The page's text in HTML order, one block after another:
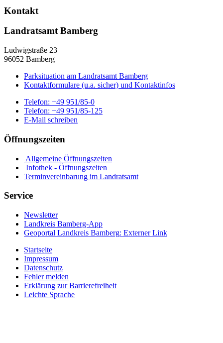
Kontakt
Landratsamt Bamberg
Ludwigstraße 23
96052 Bamberg
Parksituation am Landratsamt Bamberg
Kontaktformulare (u.a. sicher) und Kontaktinfos
Telefon: +49 951/85-0
Telefon: +49 951/85-125
E-Mail schreiben
Öffnungszeiten
Allgemeine Öffnungszeiten
Infothek - Öffnungszeiten
Terminvereinbarung im Landratsamt
Service
Newsletter
Landkreis Bamberg-App
Geoportal Landkreis Bamberg: Externer Link
Startseite
Impressum
Datenschutz
Fehler melden
Erklärung zur Barrierefreiheit
Leichte Sprache